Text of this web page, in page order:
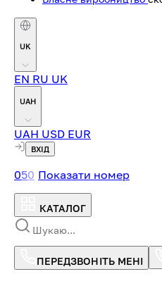
UK
EN RU UK
UAH
UAH USD EUR
ВХІД
050 Показати номер
КАТАЛОГ
ПЕРЕДЗВОНІТЬ МЕНІ